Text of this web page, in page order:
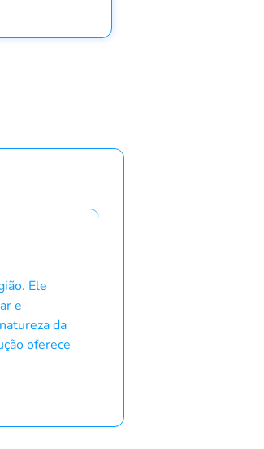
Ele
e
da
oferece